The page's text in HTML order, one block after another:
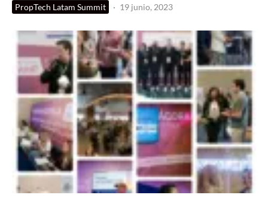
PropTech Latam Summit · 19 junio, 2023